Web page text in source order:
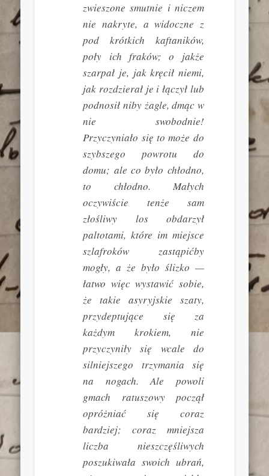
zwieszone smutnie i niczem
nie nakryte, a widoczne z
pod krótkich kaftaników,
poły ich fraków; o jakże
szarpał je, jak kręcił niemi,
jak rozdzierał je i łączył lub
podnosił niby żagle, dmąc w
nie swobodnie!
Przyczyniało się to może do
szybszego powrotu do
domu; ale co było chłodno,
to chłodno. Małych
oczywiście tenże sam
złośliwy los obdarzył
paltotami, które im miejsce
szlafroków zastąpićby
mogły, a że było ślizko —
łatwo więc wystawić sobie,
że takie asyryjskie szaty,
przydeptujące się za
każdym krokiem, nie
przyczyniły się wcale do
silniejszego trzymania się
na nogach. Ale powoli
gmach ratuszowy począł
opróżniać się coraz
bardziej; coraz mniejsza
liczba nieszczęśliwych
poszukiwała swoich ubrań,